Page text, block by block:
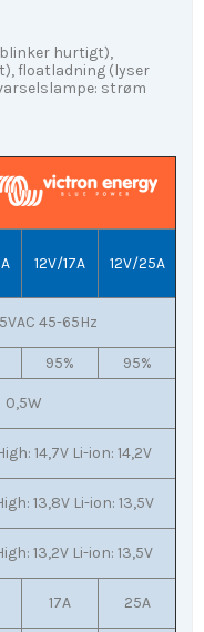
hurtigt),
floatladning (lyser
strøm
12V/17A 12V/25A
45-65Hz
95%
95%
0,5W
14,7V Li-ion: 14,2V
13,8V Li-ion: 13,5V
13,2V Li-ion: 13,5V
17A 25A